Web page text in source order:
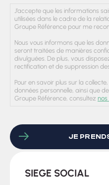
J’accepte que les informations
utilisées dans le cadre de la
Groupe Référence pour me
Nous vous informons que les
seront traitées de manières
divulguées. De plus, vous
rectification et de suppression
Pour en savoir plus sur la
données personnelle, ainsi que
Groupe Référence, consultez nos
SIEGE SOCIAL